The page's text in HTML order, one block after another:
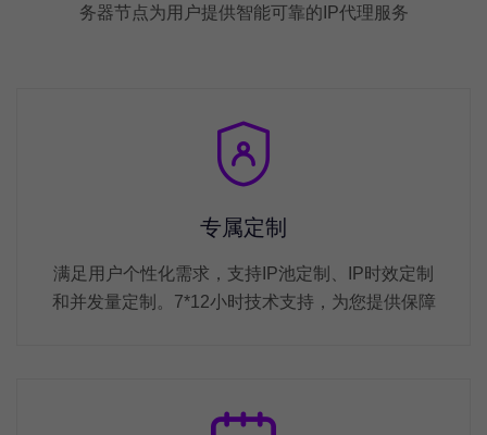
务器节点为用户提供智能可靠的IP代理服务
专属定制
满足用户个性化需求，支持IP池定制、IP时效定制
和并发量定制。7*12小时技术支持，为您提供保障